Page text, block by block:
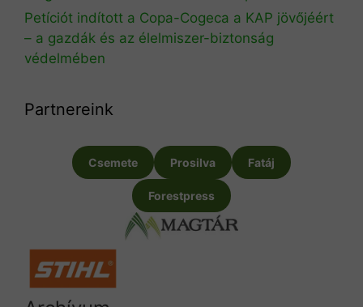
Petíciót indított a Copa-Cogeca a KAP jövőjéért
– a gazdák és az élelmiszer-biztonság
védelmében
Partnereink
Csemete Prosilva Fatáj
Forestpress